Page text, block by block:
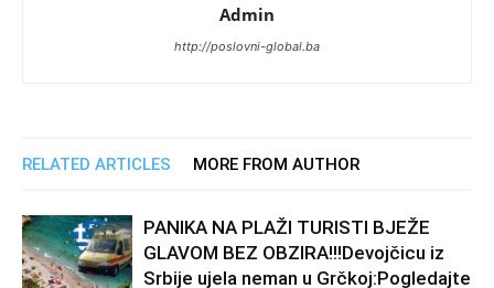
Admin
http://poslovni-global.ba
RELATED ARTICLES MORE FROM AUTHOR
PANIKA NA PLAŽI TURISTI BJEŽE
GLAVOM BEZ OBZIRA!!!Devojčicu iz
Srbije ujela neman u Grčkoj:Pogledajte